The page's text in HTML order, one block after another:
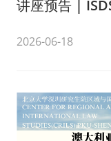
讲座预告 |
2026-06-18